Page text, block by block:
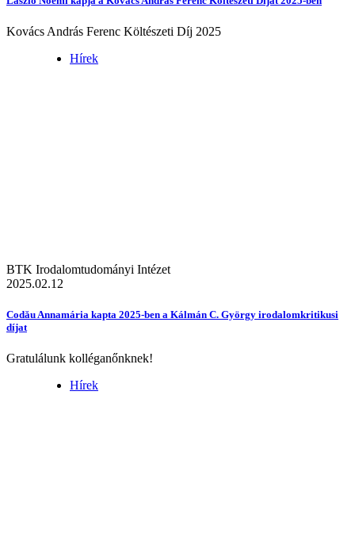
Kovács András Ferenc Költészeti Díj 2025
Hírek
BTK Irodalomtudományi Intézet
2025.02.12
Codău Annamária kapta 2025-ben a Kálmán C. György irodalomkritikusi
díjat
Gratulálunk kolléganőnknek!
Hírek